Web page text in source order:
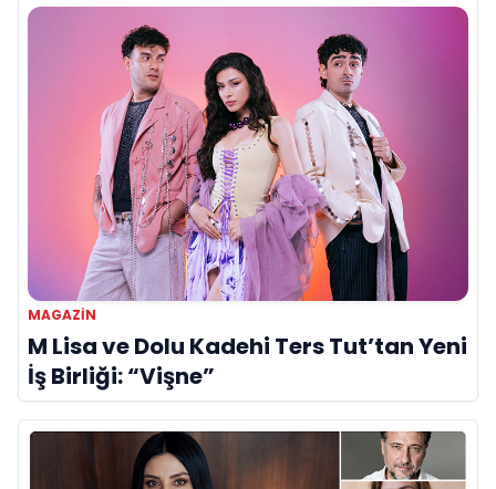
MAGAZIN
M Lisa ve Dolu Kadehi Ters Tut’tan Yeni
İş Birliği: “Vişne”